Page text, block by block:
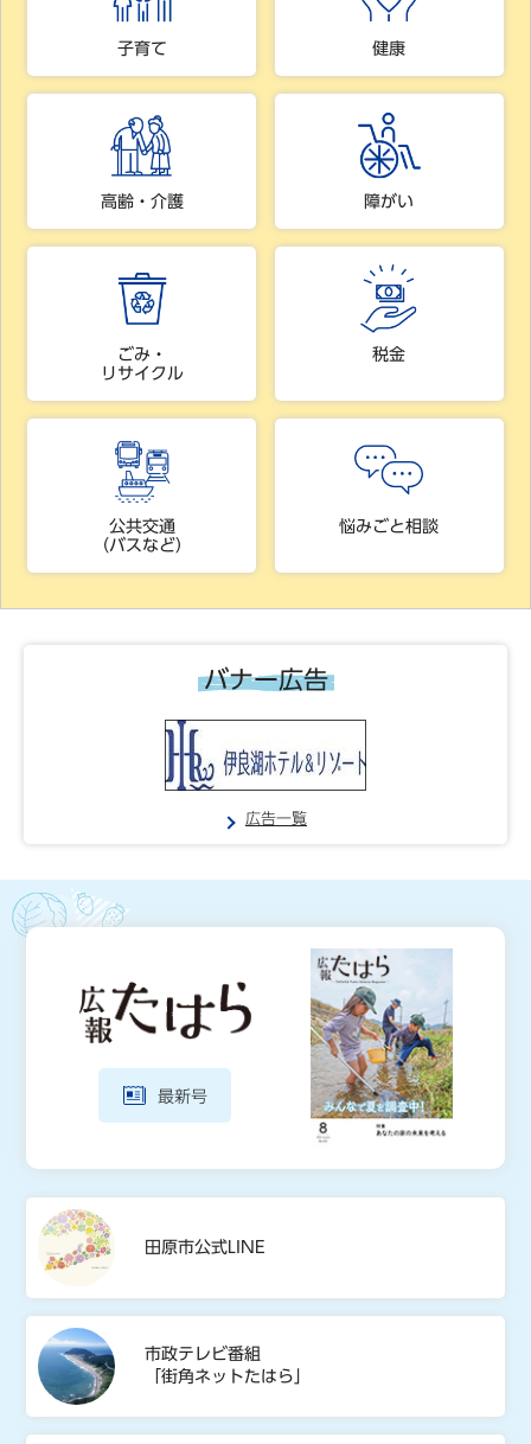
子育て 健康
高齢・介護 障がい
ごみ・
リサイクル
税金
公共交通
（バスなど）
悩みごと相談
バナー広告
広告一覧
最新号
田原市公式LINE
市政テレビ番組
「街角ネットたはら」